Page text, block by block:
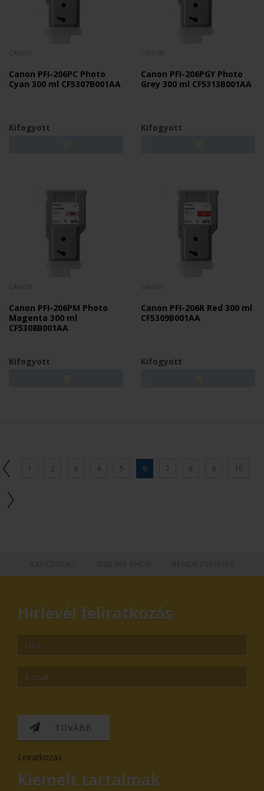
Canon PFI-206PC Photo
Cyan 300 ml CF5307B001AA
Kifogyott
Canon PFI-206PGY Photo
Grey 300 ml CF5313B001AA
Kifogyott
Canon PFI-206PM Photo
Magenta 300 ml
CF5308B001AA
Kifogyott
Canon PFI-206R Red 300 ml
CF5309B001AA
Kifogyott
1 2 3 4 5 6 7 8 9 10
Hírlevél feliratkozás
TOVÁBB
Leiratkozás
Kiemelt tartalmak